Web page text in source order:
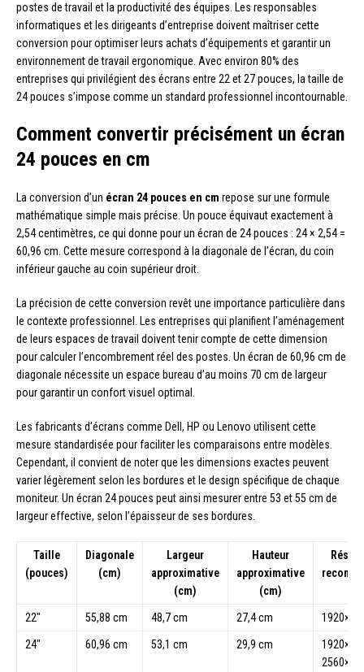
postes de travail et la productivité des équipes. Les responsables
informatiques et les dirigeants d’entreprise doivent maîtriser cette
conversion pour optimiser leurs achats d’équipements et garantir un
environnement de travail ergonomique. Avec environ 80% des
entreprises qui privilégient des écrans entre 22 et 27 pouces, la taille de
24 pouces s’impose comme un standard professionnel incontournable.
Comment convertir précisément un écran
24 pouces en cm
La conversion d’un écran 24 pouces en cm repose sur une formule
mathématique simple mais précise. Un pouce équivaut exactement à
2,54 centimètres, ce qui donne pour un écran de 24 pouces : 24 × 2,54 =
60,96 cm. Cette mesure correspond à la diagonale de l’écran, du coin
inférieur gauche au coin supérieur droit.
La précision de cette conversion revêt une importance particulière dans
le contexte professionnel. Les entreprises qui planifient l’aménagement
de leurs espaces de travail doivent tenir compte de cette dimension
pour calculer l’encombrement réel des postes. Un écran de 60,96 cm de
diagonale nécessite un espace bureau d’au moins 70 cm de largeur
pour garantir un confort visuel optimal.
Les fabricants d’écrans comme Dell, HP ou Lenovo utilisent cette
mesure standardisée pour faciliter les comparaisons entre modèles.
Cependant, il convient de noter que les dimensions exactes peuvent
varier légèrement selon les bordures et le design spécifique de chaque
moniteur. Un écran 24 pouces peut ainsi mesurer entre 53 et 55 cm de
largeur effective, selon l’épaisseur de ses bordures.
Taille
(pouces)
Diagonale
(cm)
Largeur
approximative
(cm)
Hauteur
approximative
(cm)
22″ 55,88 cm 48,7 cm 27,4 cm
24″ 60,96 cm 53,1 cm 29,9 cm